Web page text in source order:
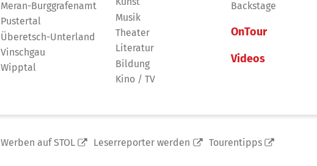
Meran-Burggrafenamt
Pustertal
Überetsch-Unterland
Vinschgau
Wipptal
Musik
Theater
Literatur
Bildung
Kino / TV
Backstage
OnTour
Videos
Werben auf STOL Leserreporter werden Tourentipps